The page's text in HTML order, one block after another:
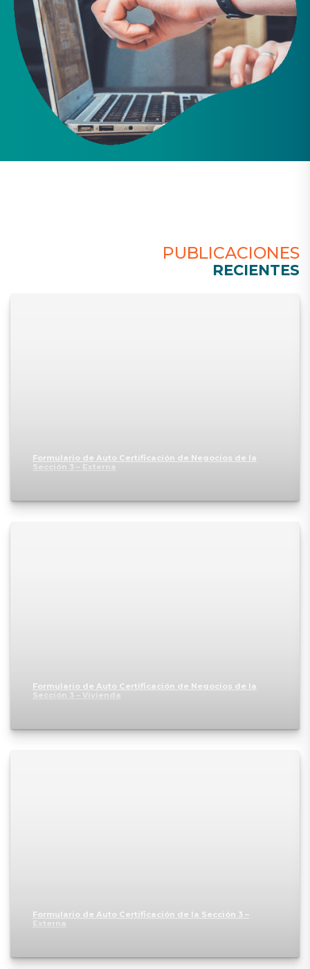
PUBLICACIONES
RECIENTES
Formulario de Auto Certificación de Negocios de la
Sección 3 – Externa
Formulario de Auto Certificación de Negocios de la
Sección 3 – Vivienda
Formulario de Auto Certificación de la Sección 3 –
Externa